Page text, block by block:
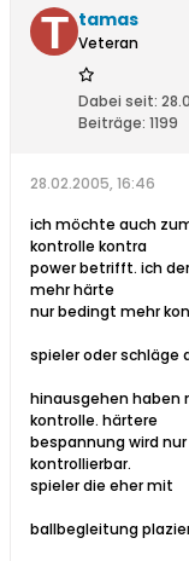
tamas
Veteran
Dabei seit:
Beiträge: 1199
28.02.2005, 16:46
ich möchte auch
kontrolle kontra
power betrifft. ich
mehr härte
nur bedingt mehr
spieler oder schläge
hinausgehen haben
kontrolle. härtere
bespannung wird
kontrollierbar.
spieler die eher mit
ballbegleitung